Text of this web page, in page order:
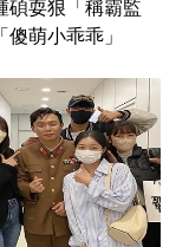
碩耍狠「稱霸監
萌小乖乖」